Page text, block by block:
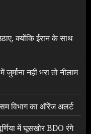
क्योंकि ईरान के साथ
नहीं भरा तो नीलाम
विभाग का ऑरेंज अलर्ट
में घूसखोर BDO रंगे